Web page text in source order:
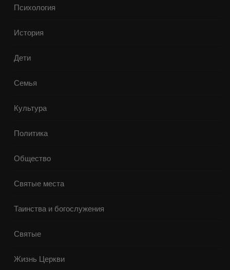
Психология
История
Дети
Семья
Культура
Политика
Общество
Святые места
Таинства и богослужения
Святые
Жизнь Церкви